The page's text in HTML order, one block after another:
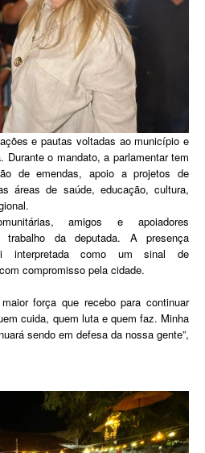
e pautas voltadas ao município e
Durante o mandato, a parlamentar tem
de emendas, apoio a projetos de
áreas de saúde, educação, cultura,
amigos e apoiadores
trabalho da deputada. A presença
interpretada como um sinal de
compromisso pela cidade.
força que recebo para continuar
cuida, quem luta e quem faz. Minha
sendo em defesa da nossa gente”,